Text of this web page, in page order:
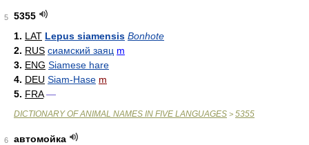
5
5355
1. LAT Lepus siamensis Bonhote
2. RUS сиамский заяц m
3. ENG Siamese hare
4. DEU Siam-Hase m
5. FRA —
DICTIONARY OF ANIMAL NAMES IN FIVE LANGUAGES > 5355
6
автомойка